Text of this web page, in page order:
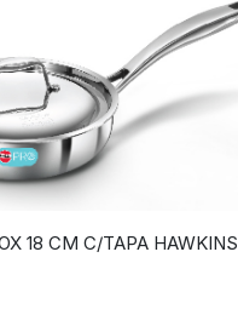
18 CM C/TAPA HAWKINS